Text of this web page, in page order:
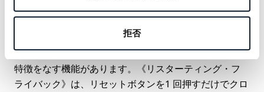
拒否
「タイプ XX」と呼ばれていた点です。
表された「タイプ XX」は、クロノグラフに《リスター
ティング・フライバック》というこの時計の代表的な
特徴をなす機能があります。《リスターティング・フ
ライバック》は、リセットボタンを1 回押すだけでクロ